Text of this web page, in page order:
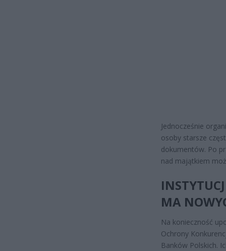
Jednocześnie
osoby starsze
dokumentów. Po
nad majątkiem
MA
Na konieczność
Ochrony
Banków Polskich.